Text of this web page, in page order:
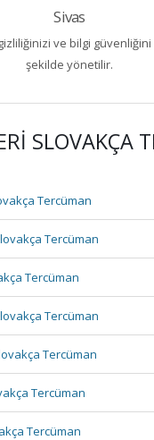
Sivas
ve bilgi
şekilde yönetilir.
SLOVAKÇA
Tercüman
Tercüman
Tercüman
Tercüman
Tercüman
Tercüman
Tercüman